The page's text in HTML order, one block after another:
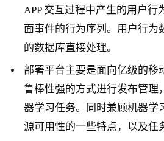
APP 交互过程中产生的用户行
面事件的行为序列。用户行为
的数据库直接处理。
部署平台主要是面向亿级的移
鲁棒性强的方式进行发布管理
器学习任务。同时兼顾机器学
源可用性的一些特点，以及任